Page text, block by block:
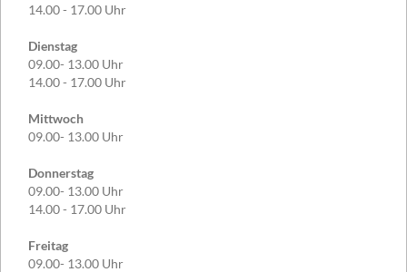
14.00 - 17.00 Uhr
Dienstag
09.00- 13.00 Uhr
14.00 - 17.00 Uhr
Mittwoch
09.00- 13.00 Uhr
Donnerstag
09.00- 13.00 Uhr
14.00 - 17.00 Uhr
Freitag
09.00- 13.00 Uhr